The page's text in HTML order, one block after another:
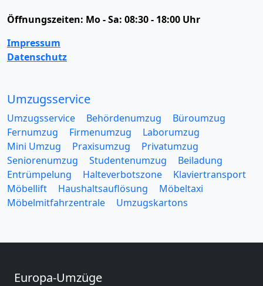
Öffnungszeiten: Mo - Sa: 08:30 - 18:00 Uhr
Impressum
Datenschutz
Umzugsservice
Umzugsservice Behördenumzug
Büroumzug
Fernumzug
Firmenumzug
Laborumzug
Mini Umzug
Praxisumzug
Privatumzug
Seniorenumzug
Studentenumzug
Beiladung
Entrümpelung
Halteverbotszone
Klaviertransport
Möbellift
Haushaltsauflösung
Möbeltaxi
Möbelmitfahrzentrale
Umzugskartons
Europa-Umzüge